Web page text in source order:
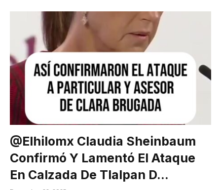
@elhilomx Claudia Sheinbaum
Confirmó Y Lamentó El Ataque
En Calzada De Tlalpan D…